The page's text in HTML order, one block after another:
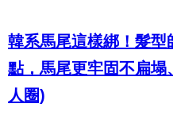
韓系馬尾這樣綁！髮
點，馬尾更牢固不扁
人圈)